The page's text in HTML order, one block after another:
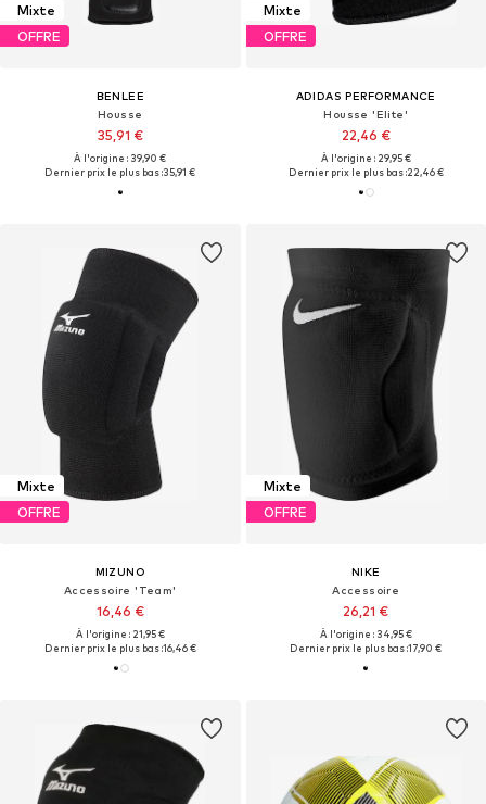
Mixte
OFFRE
BENLEE
Housse
35,91 €
À l'origine : 39,90 €
Dernier prix le plus bas :35,91 €
Mixte
OFFRE
ADIDAS PERFORMANCE
Housse 'Elite'
22,46 €
À l'origine : 29,95 €
Dernier prix le plus bas :22,46 €
Mixte
OFFRE
MIZUNO
Accessoire 'Team'
16,46 €
À l'origine : 21,95 €
Dernier prix le plus bas :16,46 €
Mixte
OFFRE
NIKE
Accessoire
26,21 €
À l'origine : 34,95 €
Dernier prix le plus bas :17,90 €